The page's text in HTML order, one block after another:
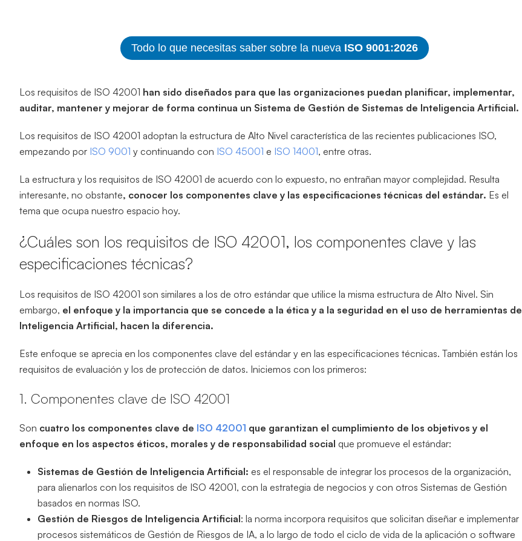
Todo lo que necesitas saber sobre la nueva ISO 9001:2026
Los requisitos de ISO 42001 han sido diseñados para que las organizaciones puedan planificar, implementar,
auditar, mantener y mejorar de forma continua un Sistema de Gestión de Sistemas de Inteligencia Artificial.
Los requisitos de ISO 42001 adoptan la estructura de Alto Nivel característica de las recientes publicaciones ISO,
empezando por ISO 9001 y continuando con ISO 45001 e ISO 14001, entre otras.
La estructura y los requisitos de ISO 42001 de acuerdo con lo expuesto, no entrañan mayor complejidad. Resulta
interesante, no obstante, conocer los componentes clave y las especificaciones técnicas del estándar. Es el
tema que ocupa nuestro espacio hoy.
¿Cuáles son los requisitos de ISO 42001, los componentes clave y las
especificaciones técnicas?
Los requisitos de ISO 42001 son similares a los de otro estándar que utilice la misma estructura de Alto Nivel. Sin
embargo, el enfoque y la importancia que se concede a la ética y a la seguridad en el uso de herramientas de
Inteligencia Artificial, hacen la diferencia.
Este enfoque se aprecia en los componentes clave del estándar y en las especificaciones técnicas. También están los
requisitos de evaluación y los de protección de datos. Iniciemos con los primeros:
1. Componentes clave de ISO 42001
Son cuatro los componentes clave de ISO 42001 que garantizan el cumplimiento de los objetivos y el
enfoque en los aspectos éticos, morales y de responsabilidad social que promueve el estándar:
Sistemas de Gestión de Inteligencia Artificial: es el responsable de integrar los procesos de la organización,
para alienarlos con los requisitos de ISO 42001, con la estrategia de negocios y con otros Sistemas de Gestión
basados en normas ISO.
Gestión de Riesgos de Inteligencia Artificial: la norma incorpora requisitos que solicitan diseñar e implementar
procesos sistemáticos de Gestión de Riesgos de IA, a lo largo de todo el ciclo de vida de la aplicación o software